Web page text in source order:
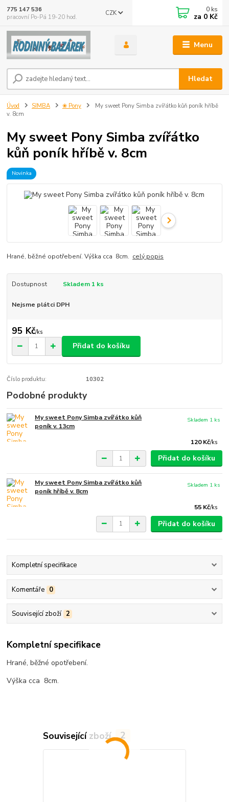
Menu
CZK
Hledat
775 147 536
pracovní Po-Pá 19-20 hod.
0 ks
za 0 Kč
Úvod SIMBA ❀ Pony
My sweet Pony Simba zvířátko kůň poník hříbě
v. 8cm
My sweet Pony Simba zvířátko
kůň poník hříbě v. 8cm
Novinka
Hrané, běžné opotřebení. Výška cca 8cm. celý popis
Dostupnost Skladem 1 ks
Nejsme plátci DPH
95 Kč/ks
Přidat do košíku
Číslo produktu: 10302
Podobné produkty
My sweet Pony Simba zvířátko kůň
poník v. 13cm
120 Kč/ks
Skladem 1 ks
Přidat do košíku
My sweet Pony Simba zvířátko kůň
poník hříbě v. 8cm
55 Kč/ks
Skladem 1 ks
Přidat do košíku
Kompletní specifikace
Komentáře 0
Související zboží 2
Kompletní specifikace
Hrané, běžné opotřebení.
Výška cca 8cm.
Související zboží 2